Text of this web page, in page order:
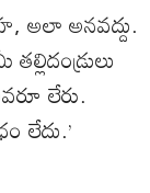
అలా అనవద్దు.
లేరు.
లేదు.’